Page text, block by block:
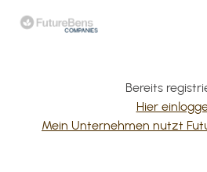
Bereits
Hier
Mein Unternehmen nutzt